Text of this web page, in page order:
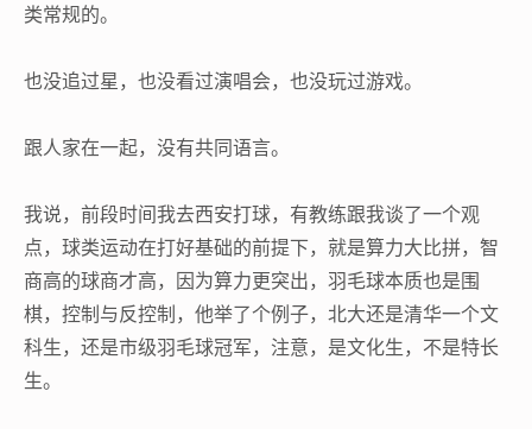
类常规的。
也没追过星，也没看过演唱会，也没玩过游戏。
跟人家在一起，没有共同语言。
我说，前段时间我去西安打球，有教练跟我谈了一个观
点，球类运动在打好基础的前提下，就是算力大比拼，智
商高的球商才高，因为算力更突出，羽毛球本质也是围
棋，控制与反控制，他举了个例子，北大还是清华一个文
科生，还是市级羽毛球冠军，注意，是文化生，不是特长
生。